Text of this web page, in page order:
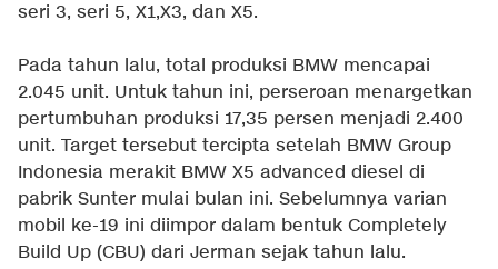
seri 3, seri 5, X1,X3, dan X5.
Pada tahun lalu, total produksi BMW mencapai
2.045 unit. Untuk tahun ini, perseroan menargetkan
pertumbuhan produksi 17,35 persen menjadi 2.400
unit. Target tersebut tercipta setelah BMW Group
Indonesia merakit BMW X5 advanced diesel di
pabrik Sunter mulai bulan ini. Sebelumnya varian
mobil ke-19 ini diimpor dalam bentuk Completely
Build Up (CBU) dari Jerman sejak tahun lalu.